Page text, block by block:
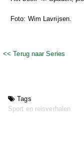
Foto: Wim Lavrijsen.
<< Terug naar Series
Tags
Sport en reisverhalen